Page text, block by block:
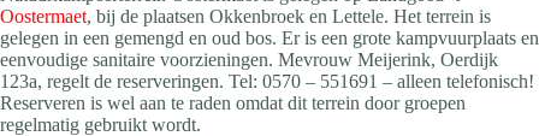
Oostermaet, bij de plaatsen Okkenbroek en Lettele. Het terrein is
gelegen in een gemengd en oud bos. Er is een grote kampvuurplaats en
eenvoudige sanitaire voorzieningen. Mevrouw Meijerink, Oerdijk
123a, regelt de reserveringen. Tel: 0570 – 551691 – alleen telefonisch!
Reserveren is wel aan te raden omdat dit terrein door groepen
regelmatig gebruikt wordt.